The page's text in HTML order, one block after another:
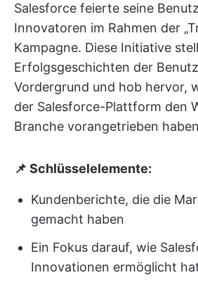
Salesforce feierte seine
Innovatoren im Rahmen der
Kampagne. Diese Initiative
Erfolgsgeschichten der
Vordergrund und hob hervor,
der Salesforce-Plattform den
Branche vorangetrieben
📌 Schlüsselelemente:
Kundenberichte, die die
gemacht haben
Ein Fokus darauf, wie
Innovationen ermöglicht